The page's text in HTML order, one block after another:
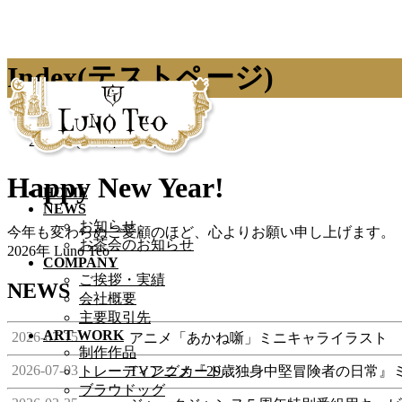
HOME
NEWS
お知らせ
お茶会のお知らせ
COMPANY
ご挨拶・実績
会社概要
主要取引先
ART WORK
制作作品
トレーディングカード
ブラウドッグ
Index(テストページ)
HOME
Index(テストページ)
Happy New Year!
今年も変わらぬご愛顧のほど、 心よりお願い申し上げます。
2026年 Luno Teo
NEWS
2026-07-15 アニメ「あかね噺」ミニキャライラスト
2026-07-03 TVアニメ『29歳独身中堅冒険者の日常』